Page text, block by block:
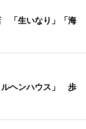
「生いなり」「海
ルヘンハウス」 歩